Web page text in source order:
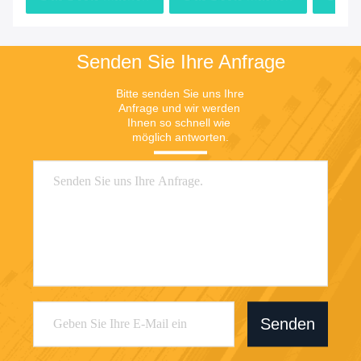
100/150mm
Genauigkeit
Senden Sie Ihre Anfrage
Bitte senden Sie uns Ihre
Anfrage und wir werden
Ihnen so schnell wie
möglich antworten.
Senden